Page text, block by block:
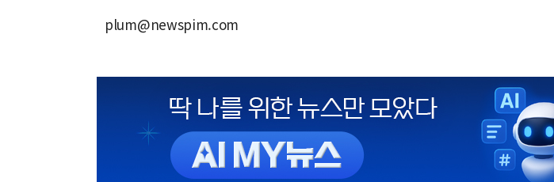
plum@newspim.com